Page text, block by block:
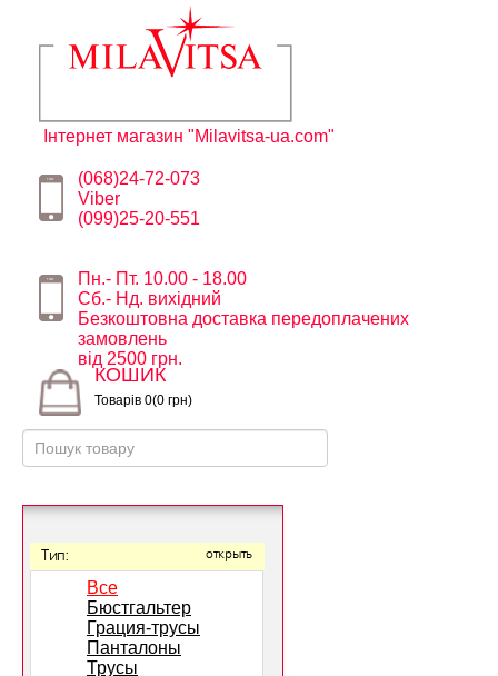
Інтернет магазин "Milavitsa-ua.com"
(068)24-72-073
Viber
(099)25-20-551
Пн.- Пт. 10.00 - 18.00
Сб.- Нд. вихідний
Безкоштовна доставка передоплачених
замовлень
від 2500 грн.
КОШИК
Товарів 0(0 грн)
Тип: открыть
Все
Бюстгальтер
Грация-трусы
Панталоны
Трусы